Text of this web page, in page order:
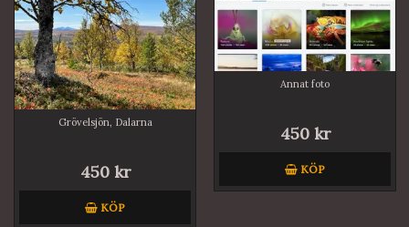
Grövelsjön, Dalarna
450 kr
KÖP
Annat foto
450 kr
KÖP